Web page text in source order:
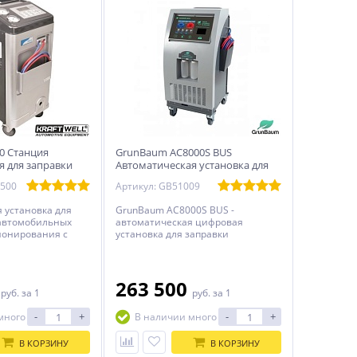
Станция
для заправки
кондиционеров
для
с
масла,
системы,
заправка фреона
руб. за 1
- +
В КОРЗИНУ
GrunBaum AC8000S BUS
Автоматическая установка для
заправки автокондиционеров с
подогревом
Артикул: GB51009
GrunBaum AC8000S BUS -
автоматическая цифровая
установка для заправки
автомобилями, спец. техникой и
автобусами.
263 500 руб. за 1
В наличии много
- +
В КОРЗИНУ